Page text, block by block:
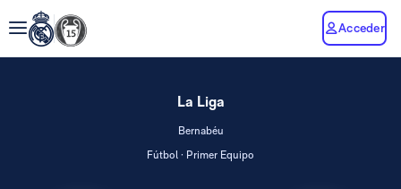
Acceder
La Liga
Bernabéu
Fútbol · Primer Equipo